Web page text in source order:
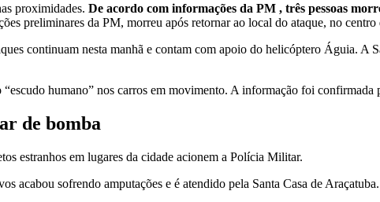
proximidades. De acordo com informações da PM , três pessoas
preliminares da PM, morreu após retornar ao local do ataque, no
continuam nesta manhã e contam com apoio do helicóptero Águia. A
humano” nos carros em movimento. A informação foi confirmada
de bomba
estranhos em lugares da cidade acionem a Polícia Militar.
acabou sofrendo amputações e é atendido pela Santa Casa de Araçatuba.